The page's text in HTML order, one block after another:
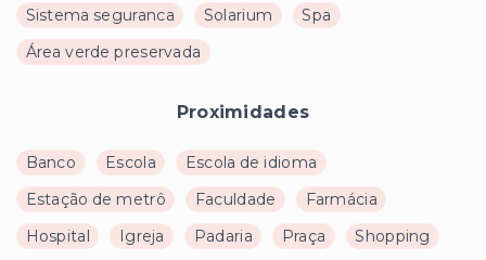
Sistema seguranca
Solarium
Spa
Área verde preservada
Proximidades
Banco Escola
Escola de idioma
Estação de metrô
Faculdade
Farmácia
Hospital
Igreja Padaria Praça Shopping